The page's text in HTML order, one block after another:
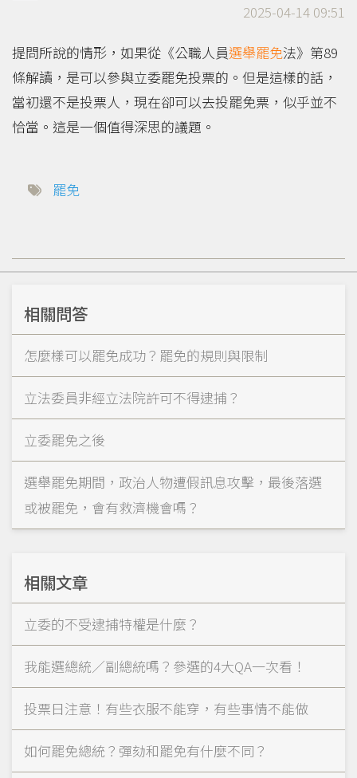
2025-04-14 09:51
提問所說的情形，如果從《公職人員選舉罷免法》第89
條解讀，是可以參與立委罷免投票的。但是這樣的話，
當初還不是投票人，現在卻可以去投罷免票，似乎並不
恰當。這是一個值得深思的議題。
罷免
相關問答
怎麼樣可以罷免成功？罷免的規則與限制
立法委員非經立法院許可不得逮捕？
立委罷免之後
選舉罷免期間，政治人物遭假訊息攻擊，最後落選
或被罷免，會有救濟機會嗎？
相關文章
立委的不受逮捕特權是什麼？
我能選總統／副總統嗎？參選的4大QA一次看！
投票日注意！有些衣服不能穿，有些事情不能做
如何罷免總統？彈劾和罷免有什麼不同？